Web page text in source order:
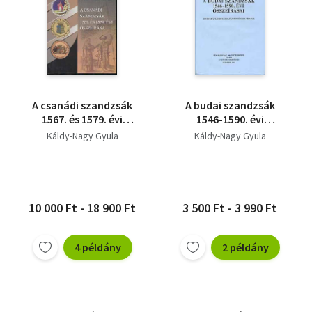
A csanádi szandzsák
1567. és 1579. évi
összeírása
Káldy-Nagy Gyula
10 000 Ft - 18 900 Ft
4 példány
A budai szandzsák
1546-1590. évi
összeírásai
Káldy-Nagy Gyula
3 500 Ft - 3 990 Ft
2 példány